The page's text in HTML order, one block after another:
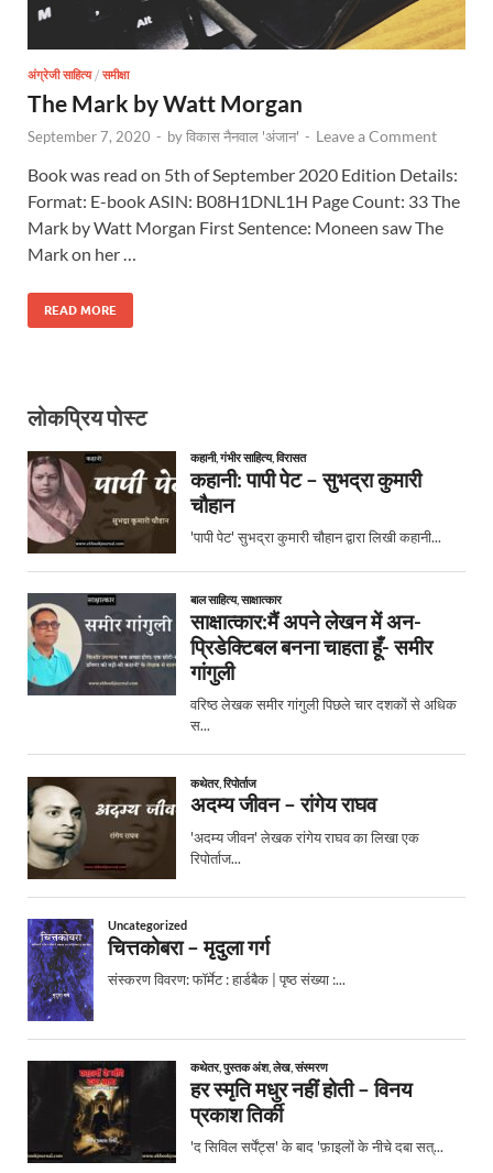
अंग्रेजी साहित्य/ समीक्षा
The Mark by Watt Morgan
September 7, 2020 - byविकास नैनवाल 'अंजान' - Leave a Comment
Book was read on 5th of September 2020 Edition Details:
Format: E-book ASIN: B08H1DNL1H Page Count: 33 The
Mark by Watt Morgan First Sentence: Moneen saw The
Mark on her …
READ MORE
लोकप्रिय पोस्ट